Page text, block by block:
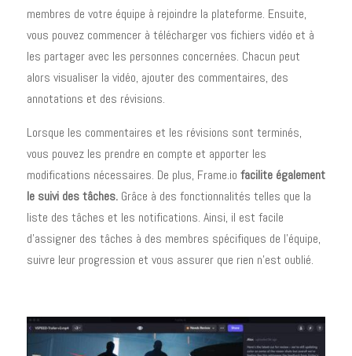
membres de votre équipe à rejoindre la plateforme. Ensuite,
vous pouvez commencer à télécharger vos fichiers vidéo et à
les partager avec les personnes concernées. Chacun peut
alors visualiser la vidéo, ajouter des commentaires, des
annotations et des révisions.
Lorsque les commentaires et les révisions sont terminés,
vous pouvez les prendre en compte et apporter les
modifications nécessaires. De plus, Frame.io facilite également
le suivi des tâches.Grâce à des fonctionnalités telles que la
liste des tâches et les notifications. Ainsi, il est facile
d’assigner des tâches à des membres spécifiques de l’équipe,
suivre leur progression et vous assurer que rien n’est oublié.